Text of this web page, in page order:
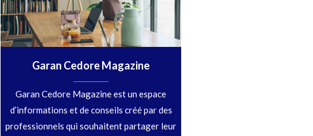
Garan Cedore Magazine
Garan Cedore Magazine est un espace
d’informations et de conseils créé par des
professionnels qui souhaitent partager leur